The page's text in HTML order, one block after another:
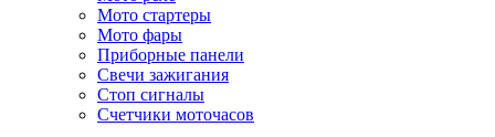
Мото стартеры
Мото фары
Приборные панели
Свечи зажигания
Стоп сигналы
Счетчики моточасов